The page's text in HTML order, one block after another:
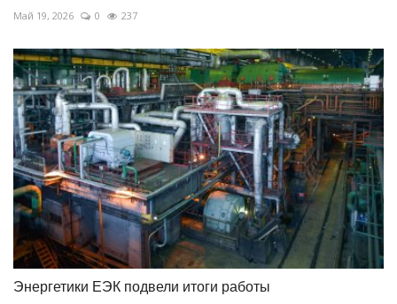
Май 19, 2026 0 237
Энергетики ЕЭК подвели итоги работы